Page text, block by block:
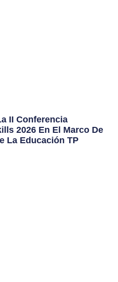
II Conferencia
2026 En El Marco De
La Educación TP